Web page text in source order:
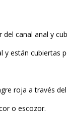
canal anal y
y están cubiertas
roja a través
o escozor.